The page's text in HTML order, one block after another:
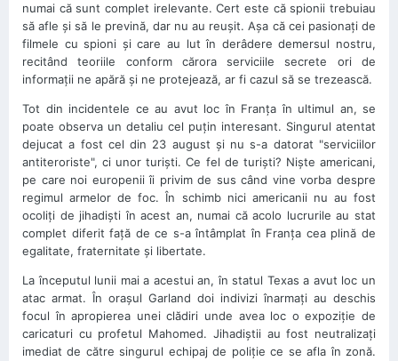
numai că sunt complet irelevante. Cert este că spionii trebuiau
să afle şi să le prevină, dar nu au reuşit. Aşa că cei pasionaţi de
filmele cu spioni şi care au lut în derâdere demersul nostru,
recitând teoriile conform cărora serviciile secrete ori de
informaţii ne apără şi ne protejează, ar fi cazul să se trezească.
Tot din incidentele ce au avut loc în Franţa în ultimul an, se
poate observa un detaliu cel puţin interesant. Singurul atentat
dejucat a fost cel din 23 august şi nu s-a datorat "serviciilor
antiteroriste", ci unor turişti. Ce fel de turişti? Nişte americani,
pe care noi europenii îi privim de sus când vine vorba despre
regimul armelor de foc. În schimb nici americanii nu au fost
ocoliţi de jihadişti în acest an, numai că acolo lucrurile au stat
complet diferit faţă de ce s-a întâmplat în Franţa cea plină de
egalitate, fraternitate şi libertate.
La începutul lunii mai a acestui an, în statul Texas a avut loc un
atac armat. În oraşul Garland doi indivizi înarmaţi au deschis
focul în apropierea unei clădiri unde avea loc o expoziţie de
caricaturi cu profetul Mahomed. Jihadiştii au fost neutralizaţi
imediat de către singurul echipaj de poliţie ce se afla în zonă.